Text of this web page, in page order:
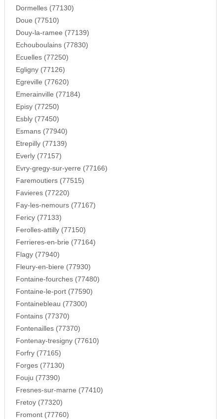
Dormelles (77130)
Doue (77510)
Douy-la-ramee (77139)
Echouboulains (77830)
Ecuelles (77250)
Egligny (77126)
Egreville (77620)
Emerainville (77184)
Episy (77250)
Esbly (77450)
Esmans (77940)
Etrepilly (77139)
Everly (77157)
Evry-gregy-sur-yerre (77166)
Faremoutiers (77515)
Favieres (77220)
Fay-les-nemours (77167)
Fericy (77133)
Ferolles-attilly (77150)
Ferrieres-en-brie (77164)
Flagy (77940)
Fleury-en-biere (77930)
Fontaine-fourches (77480)
Fontaine-le-port (77590)
Fontainebleau (77300)
Fontains (77370)
Fontenailles (77370)
Fontenay-tresigny (77610)
Forfry (77165)
Forges (77130)
Fouju (77390)
Fresnes-sur-marne (77410)
Fretoy (77320)
Fromont (77760)